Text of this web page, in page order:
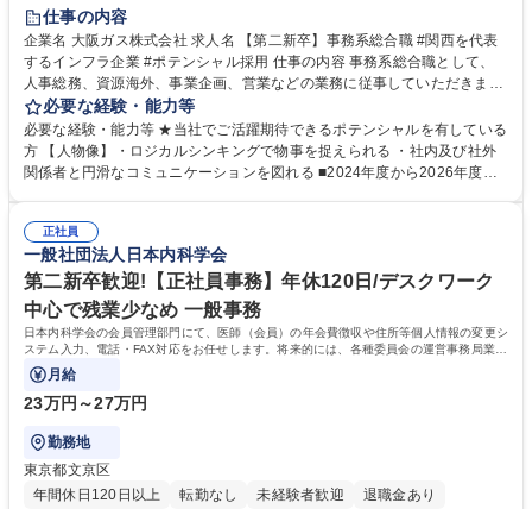
服装自由 第二新卒歓迎
仕事の内容
企業名 大阪ガス株式会社 求人名 【第二新卒】事務系総合職 #関西を代表
するインフラ企業 #ポテンシャル採用 仕事の内容 事務系総合職として、
人事総務、資源海外、事業企画、営業などの業務に従事していただきま
す。 【業務内容の一例】■所属事業部の勤労業務 ■海外に関係する各種業
務 ■営業部門の企画スタッフ、ルート営業 【キャリアパス】入社後の配属
ポジションで一定期間ご活躍頂いた後、本人の適性及び将来のキャリアを
鑑みてジョブローテーションを行います。 【育成】OJTでの現場育成や研
表するインフラ企業 #ポテンシャル採用
必要な経験・能力等
必要な経験・能力等 ★当社でご活躍期待できるポテンシャルを有している
方 【人物像】・ロジカルシンキングで物事を捉えられる ・社内及び社外
関係者と円滑なコミュニケーションを図れる ■2024年度から2026年度ま
72.html ■エネルギーセキュリティの不安定化や気候変動による自然災害の
甚大化など、これまで以上に社会課題解決の重要性が高まっています。
「未来の日常」の創造に向けて持続可能な社会の実現に貢献してまいりま
す。 学歴・資格 学歴：大学院 大学 語学力： 資格：
正社員
一般社団法人日本内科学会
第二新卒歓迎!【正社員事務】年休120日/デスクワーク
中心で残業少なめ 一般事務
日本内科学会の会員管理部門にて、医師（会員）の年会費徴収や住所等個人情報の変更シ
ステム入力、電話・FAX対応をお任せします。将来的には、各種委員会の運営事務局業務
などにも幅広く携わっていただきます。
月給
23万円～27万円
勤務地
東京都文京区
年間休日120日以上
転勤なし 未経験者歓迎
退職金あり